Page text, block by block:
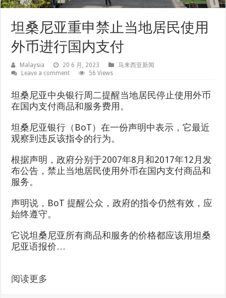
坦桑尼亚重申禁止当地居民使用
外币进行国内支付
Malaysia 20 6 月, 2023
马来西亚新闻
Leave a comment
56 Views
坦桑尼亚中央银行周二提醒当地居民停止使用外币
在国内支付商品和服务费用。
坦桑尼亚银行（BoT）在一份声明中表示，它最近
观察到违反该指令的行为。
根据声明，政府分别于2007年8月和2017年12月发
布公告，禁止当地居民使用外币在国内支付商品和
服务。
声明说，BoT 提醒公众，政府的指令仍然有效，应
始终遵守。
它说坦桑尼亚所有商品和服务的价格都应该用坦桑
尼亚语报价…
阅读更多